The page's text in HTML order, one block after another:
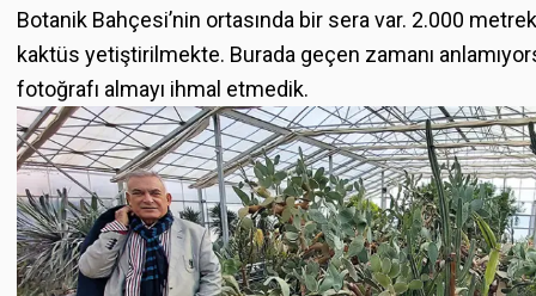
Botanik Bahçesi’nin ortasında bir sera var. 2.000
kaktüs yetiştirilmekte. Burada geçen zamanı
fotoğrafı almayı ihmal etmedik.